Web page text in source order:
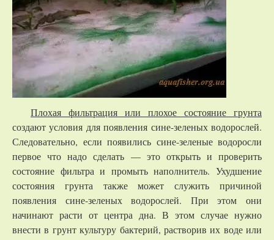
Плохая фильтрация или плохое состояние грунта
создают условия для появления сине-зеленых водорослей.
Следовательно, если появились сине-зеленые водоросли
первое что надо сделать — это открыть и проверить
состояние фильтра и промыть наполнитель. Ухудшение
состояния грунта также может служить причиной
появления сине-зеленых водорослей. При этом они
начинают расти от центра дна. В этом случае нужно
внести в грунт культуру бактерий, растворив их воде или